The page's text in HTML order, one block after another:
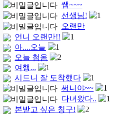
쌤~~~
선생님!
1
오랜만
언니 오랜만!!
1
아....오늘
1
오늘 첨옴
2
여행...
1
시드니 잘 도착했다
1
써니야~~
1
다녀왔다..
1
본받고 싶은 칭구!
2